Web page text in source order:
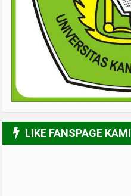
LIKE FANSPAGE KAMI